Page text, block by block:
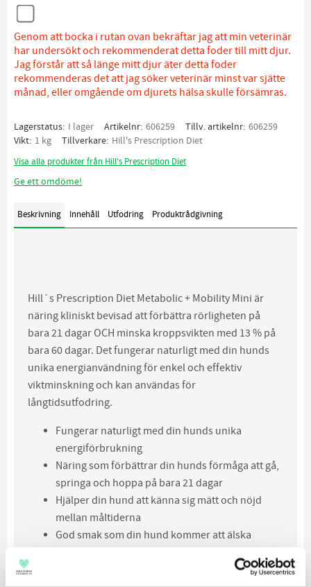
Genom att bocka i rutan ovan bekräftar jag att min veterinär
har undersökt och rekommenderat detta foder till mitt djur.
Jag förstår att så länge mitt djur äter detta foder
rekommenderas det att jag söker veterinär minst var sjätte
månad, eller omgående om djurets hälsa skulle försämras.
Lagerstatus I lager Artikelnr 606259 Tillv. artikelnr 606259
Vikt 1 kg Tillverkare Hill's Prescription Diet
Visa alla produkter från Hill's Prescription Diet
Ge ett omdöme!
Beskrivning Innehåll Utfodring Produktrådgivning
Hill´s Prescription Diet Metabolic + Mobility Mini är
näring kliniskt bevisad att förbättra rörligheten på
bara 21 dagar OCH minska kroppsvikten med 13 % på
bara 60 dagar. Det fungerar naturligt med din hunds
unika energianvändning för enkel och effektiv
viktminskning och kan användas för
långtidsutfodring.
Fungerar naturligt med din hunds unika
energiförbrukning
Näring som förbättrar din hunds förmåga att gå,
springa och hoppa på bara 21 dagar
Hjälper din hund att känna sig mätt och nöjd
mellan måltiderna
God smak som din hund kommer att älska
torrfoder för hundar tillhandahåller all den